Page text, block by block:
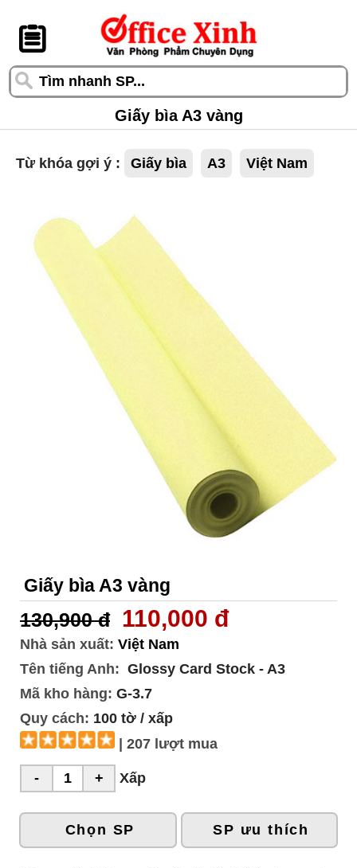
󰆎
Giấy bìa A3 vàng
Từ khóa gợi ý : Giấy bìa A3 Việt Nam
Giấy bìa A3 vàng
130,900 đ 110,000 đ
Nhà sản xuất: Việt Nam
Tên tiếng Anh: Glossy Card Stock - A3
Mã kho hàng: G-3.7
Quy cách: 100 tờ / xấp
| 207 lượt mua
Xấp
Chọn SP SP ưu thích